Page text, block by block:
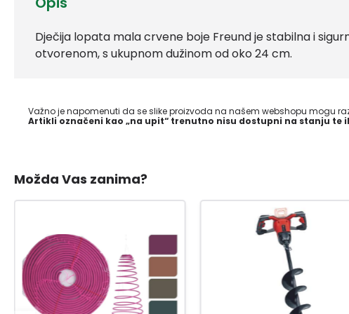
Dječija lopata mala crvene boje Freund je stabilna i
otvorenom, s ukupnom dužinom od oko 24 cm.
Važno je napomenuti da se slike proizvoda na našem webshopu mogu
Artikli označeni kao „na upit“ trenutno nisu dostupni na stanju
Možda Vas zanima?